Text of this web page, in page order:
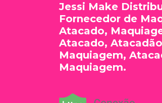
Jessi Make
Fornecedor de
Atacado,
Atacado,
Maquiagem,
Maquiagem.